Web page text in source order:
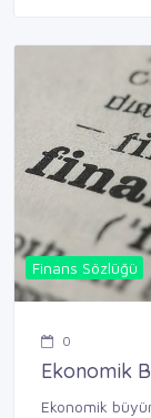
Finans Sözlüğü
0
Ekonomik
Ekonomik